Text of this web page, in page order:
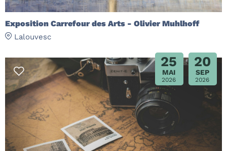
Exposition Carrefour des Arts - Olivier Muhlhoff
Lalouvesc
25
MAI
2026
20
SEP
2026